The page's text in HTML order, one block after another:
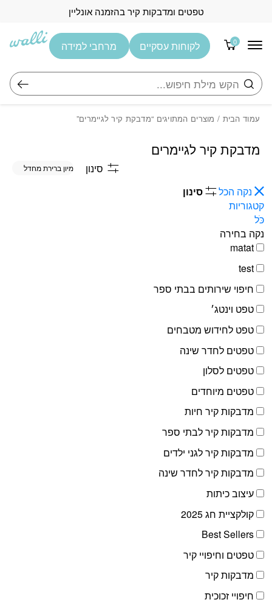
טפטים ומדבקות קיר בהזמנה אונליין
0
חיפוש
לקוחות עסקיים מרחבי למידה
עמוד הבית / מוצרים המתויגים “מדבקת קיר לגיימרים”
מדבקת קיר לגיימרים
סינון
נקה הכל
סינון
קטגוריות
כֹּל
נקה בחירה
matat
test
חיפוי שירותים בבתי ספר
טפט וינטג׳
טפט לחידוש מטבחים
טפטים לחדר שינה
טפטים לסלון
טפטים מיוחדים
מדבקות קיר חיות
מדבקות קיר לבתי ספר
מדבקות קיר לגני ילדים
מדבקות קיר לחדר שינה
עיצוב כיתות
קולקציית חג 2025
Best Sellers
טפטים וחיפויי קיר
מדבקות קיר
חיפויי זכוכית